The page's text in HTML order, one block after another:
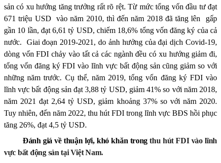
sản có xu hướng tăng trưởng rất rõ rệt. Từ mức tổng vốn đầu tư đạt
671 triệu USD
vào năm 2010, thì đến năm 2018 đã tăng lên
gấp
gần 10 lần, đạt 6,61 tỷ USD, chiếm 18,6% tổng vốn đăng ký của cả
nước.
Giai đoạn 2019-2021, do ảnh hưởng của đại dịch Covid-19,
dòng vốn FDI chảy vào tất cả các ngành đều có xu hướng giảm đi,
tổng vốn đăng ký FDI vào lĩnh vực bất động sản cũng giảm so với
những năm trước. Cụ thể, năm 2019, tổng vốn đăng ký FDI vào
lĩnh vực bất động sản đạt 3,88 tỷ USD, giảm 41% so với năm 2018,
năm 2021 đạt 2,64 tỷ USD, giảm khoảng 37% so với năm 2020.
Tuy nhiên, đến năm 2022, thu hút FDI trong lĩnh vực BĐS hồi phục
tăng 26%, đạt 4,5 tỷ USD.
Đánh giá về thuận lợi, khó khăn trongthu hút FDI vào lĩnh
vực bất động sản tại Việt Nam.